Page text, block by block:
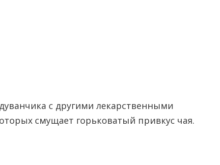
с другими лекарственными
смущает горьковатый привкус чая.